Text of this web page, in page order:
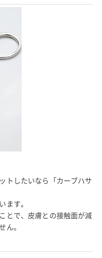
トしたいなら「カーブハサ
ます。
とで、皮膚との接触面が減
ん。